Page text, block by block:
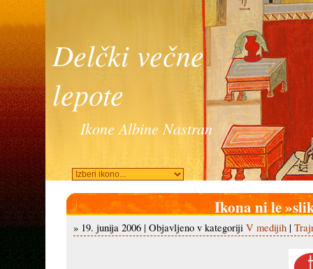
Delčki večne
lepote
Ikone Albine Nastran
Ikona ni le
» 19. junija 2006 | Objavljeno v kategoriji V medijih|